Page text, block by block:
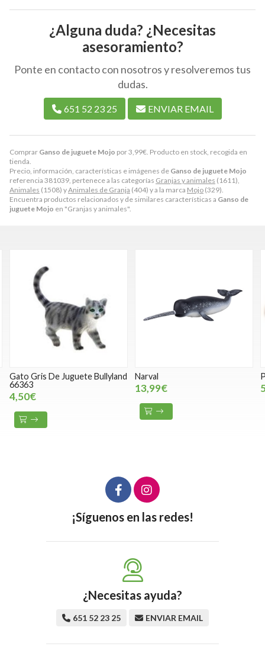
Comprar Ganso de juguete Mojo por3,99€ . Producto en stock, recogida en
tienda.
Precio, información, características e imágenes de Ganso de juguete Mojo
referencia 381039, pertenece a las categorías Granjas y animales (1611),
Animales (1508) yAnimales de Granja (404) y a la marca Mojo (329).
Encuentra productos relacionados y de similares características a Ganso de
juguete Mojo en "Granjas y animales".
¿Alguna duda? ¿Necesitas
asesoramiento?
Ponte en contacto con nosotros y resolveremos tus
dudas.
651 52 23 25 ENVIAR EMAIL
Gato Gris De Juguete Bullyland
66363
4,50€
Narval
13,99€
¡Síguenos en las redes!
¿Necesitas ayuda?
651 52 23 25 ENVIAR EMAIL